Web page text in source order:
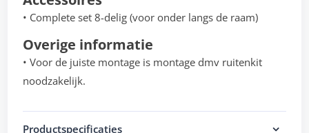
• Complete set 8-delig (voor onder langs de raam)
Overige informatie
• Voor de juiste montage is montage dmv ruitenkit
noodzakelijk.
Productspecificaties